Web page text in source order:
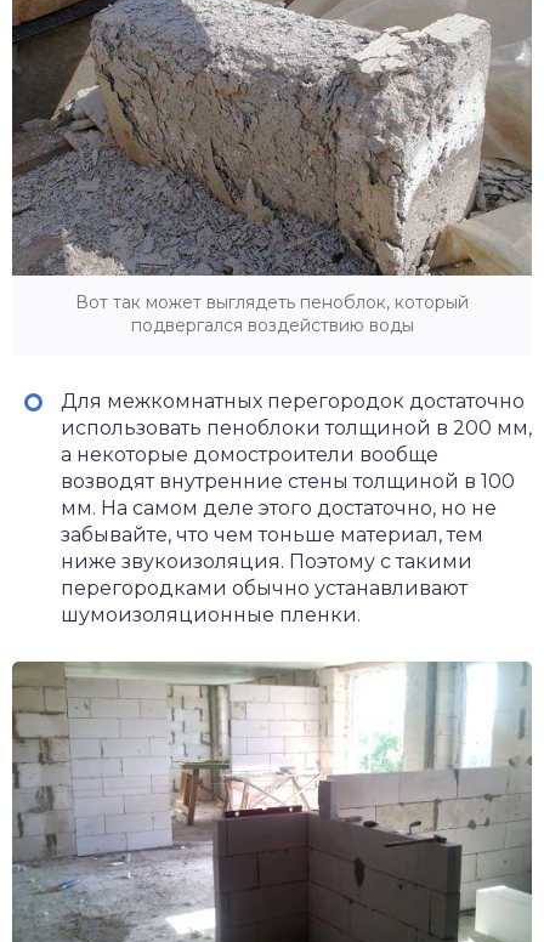
Вот так может выглядеть пеноблок, который
подвергался воздействию воды
Для межкомнатных перегородок достаточно
использовать пеноблоки толщиной в 200 мм,
а некоторые домостроители вообще
возводят внутренние стены толщиной в 100
мм. На самом деле этого достаточно, но не
забывайте, что чем тоньше материал, тем
ниже звукоизоляция. Поэтому с такими
перегородками обычно устанавливают
шумоизоляционные пленки.